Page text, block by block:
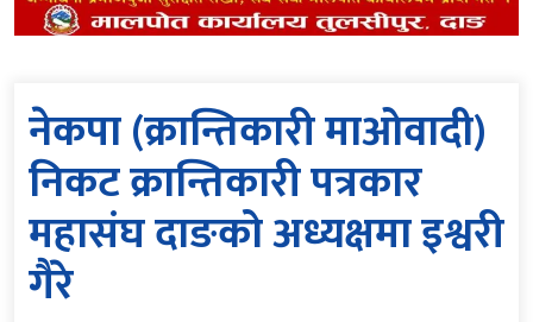
नेकपा (क्रान्तिकारी माओवादी)
निकट क्रान्तिकारी पत्रकार
महासंघ दाङको अध्यक्षमा इश्वरी
गैरे